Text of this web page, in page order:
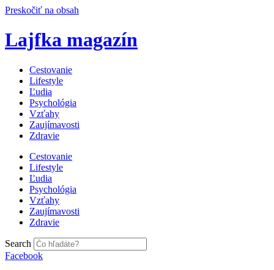
Preskočiť na obsah
Lajfka magazín
Cestovanie
Lifestyle
Ľudia
Psychológia
Vzťahy
Zaujímavosti
Zdravie
Cestovanie
Lifestyle
Ľudia
Psychológia
Vzťahy
Zaujímavosti
Zdravie
Search
Facebook